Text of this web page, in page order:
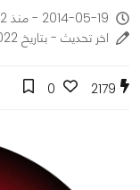
2014-05-19 - منذ 12 سنة
اخر تحديث - بتاريخ 2022-02-08
2179
0